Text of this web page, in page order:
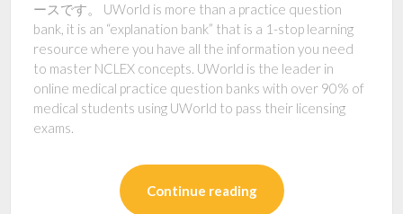
ースです。 UWorld is more than a practice question
bank, it is an “explanation bank” that is a 1-stop learning
resource where you have all the information you need
to master NCLEX concepts. UWorld is the leader in
online medical practice question banks with over 90% of
medical students using UWorld to pass their licensing
exams.
Continue reading